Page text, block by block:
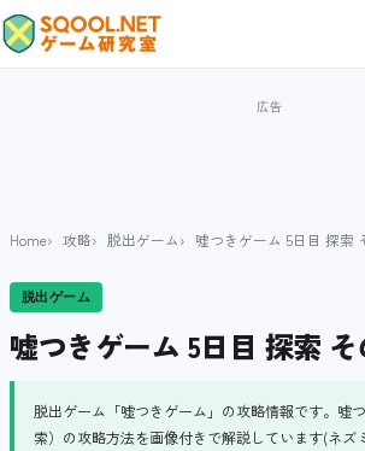
Home 攻略 脱出ゲーム 嘘つきゲーム 5日目 探索
脱出ゲーム
嘘つきゲーム 5日目 探索
脱出ゲーム「嘘つきゲーム」の攻略情報です。嘘
索）の攻略方法を画像付きで解説しています(ネズ